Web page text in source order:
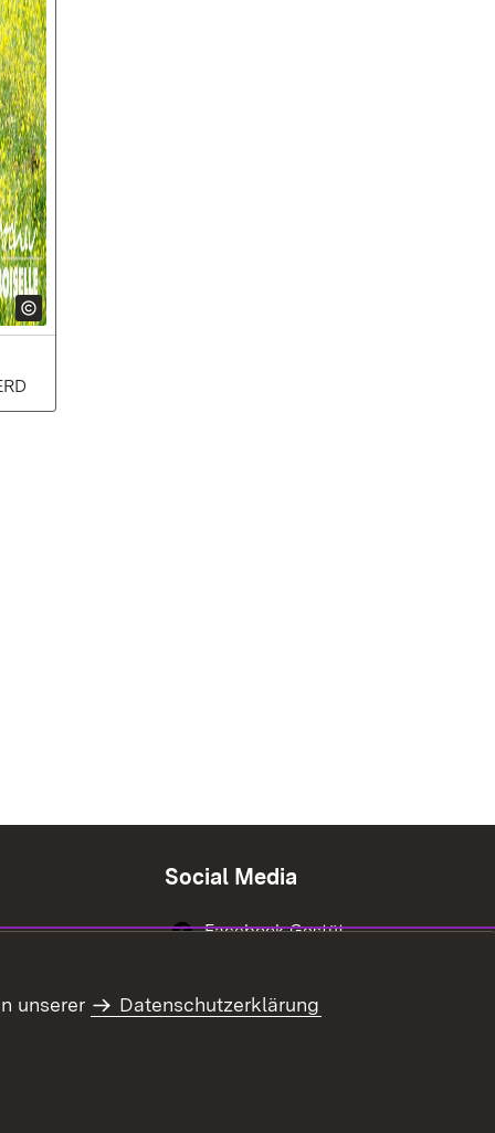
(Öffnet in neuem Fenster)
Social Media
Facebook Gestüt
Instagram Gestüt
Marbach
unserer Datenschutzerklärung